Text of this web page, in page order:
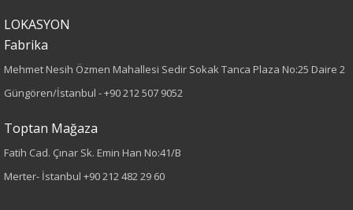
75
Kumaş Tipi
Dokuma
Desen
LOKASYON
Fabrika
Mehmet Nesih Özmen Mahallesi Sedir Sokak Tanca Plaza No:25 Daire 2
Güngören/İstanbul -+90 212 507 9052
Toptan Mağaza
Fatih Cad. Çınar Sk. Emin Han No:41/B
Merter- İstanbul +90 212 482 29 60